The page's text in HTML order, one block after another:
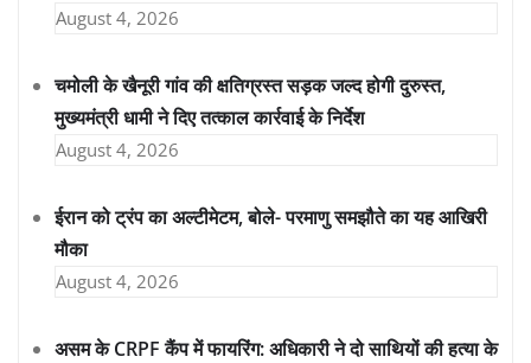
August 4, 2026
चमोली के खैनूरी गांव की क्षतिग्रस्त सड़क जल्द होगी दुरुस्त,
मुख्यमंत्री धामी ने दिए तत्काल कार्रवाई के निर्देश
August 4, 2026
ईरान को ट्रंप का अल्टीमेटम, बोले- परमाणु समझौते का यह आखिरी
मौका
August 4, 2026
असम के CRPF कैंप में फायरिंग: अधिकारी ने दो साथियों की हत्या के